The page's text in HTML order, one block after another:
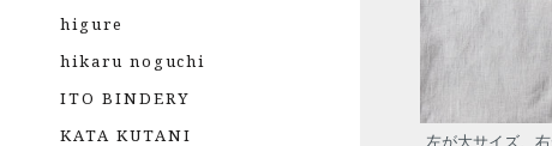
higure
hikaru noguchi
ITO BINDERY
KATA KUTANI
左が大サイズ、